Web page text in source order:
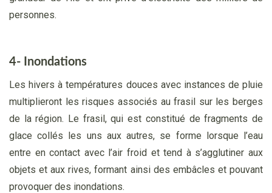
personnes.
4- Inondations
Les hivers à températures douces avec instances de pluie
multiplieront les risques associés au frasil sur les berges
de la région. Le frasil, qui est constitué de fragments de
glace collés les uns aux autres, se forme lorsque l’eau
entre en contact avec l’air froid et tend à s’agglutiner aux
objets et aux rives, formant ainsi des embâcles et pouvant
provoquer des inondations.